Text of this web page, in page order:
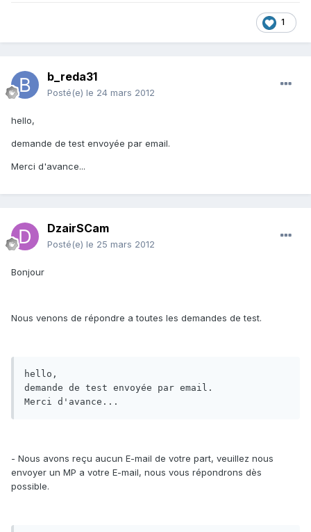
1
b_reda31
Posté(e) le 24 mars 2012
hello,
demande de test envoyée par email.
Merci d'avance...
DzairSCam
Posté(e) le 25 mars 2012
Bonjour
Nous venons de répondre a toutes les demandes de test.
hello,
demande de test envoyée par email.
Merci d'avance...
- Nous avons reçu aucun E-mail de votre part, veuillez nous
envoyer un MP a votre E-mail, nous vous répondrons dès
possible.